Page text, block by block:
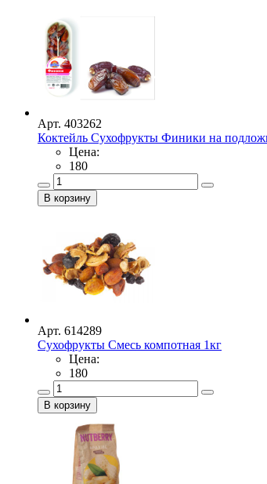
Арт. 403262
Коктейль Сухофрукты Финики на
Цена:
180
Арт. 614289
Сухофрукты Смесь компотная 1кг
Цена:
180